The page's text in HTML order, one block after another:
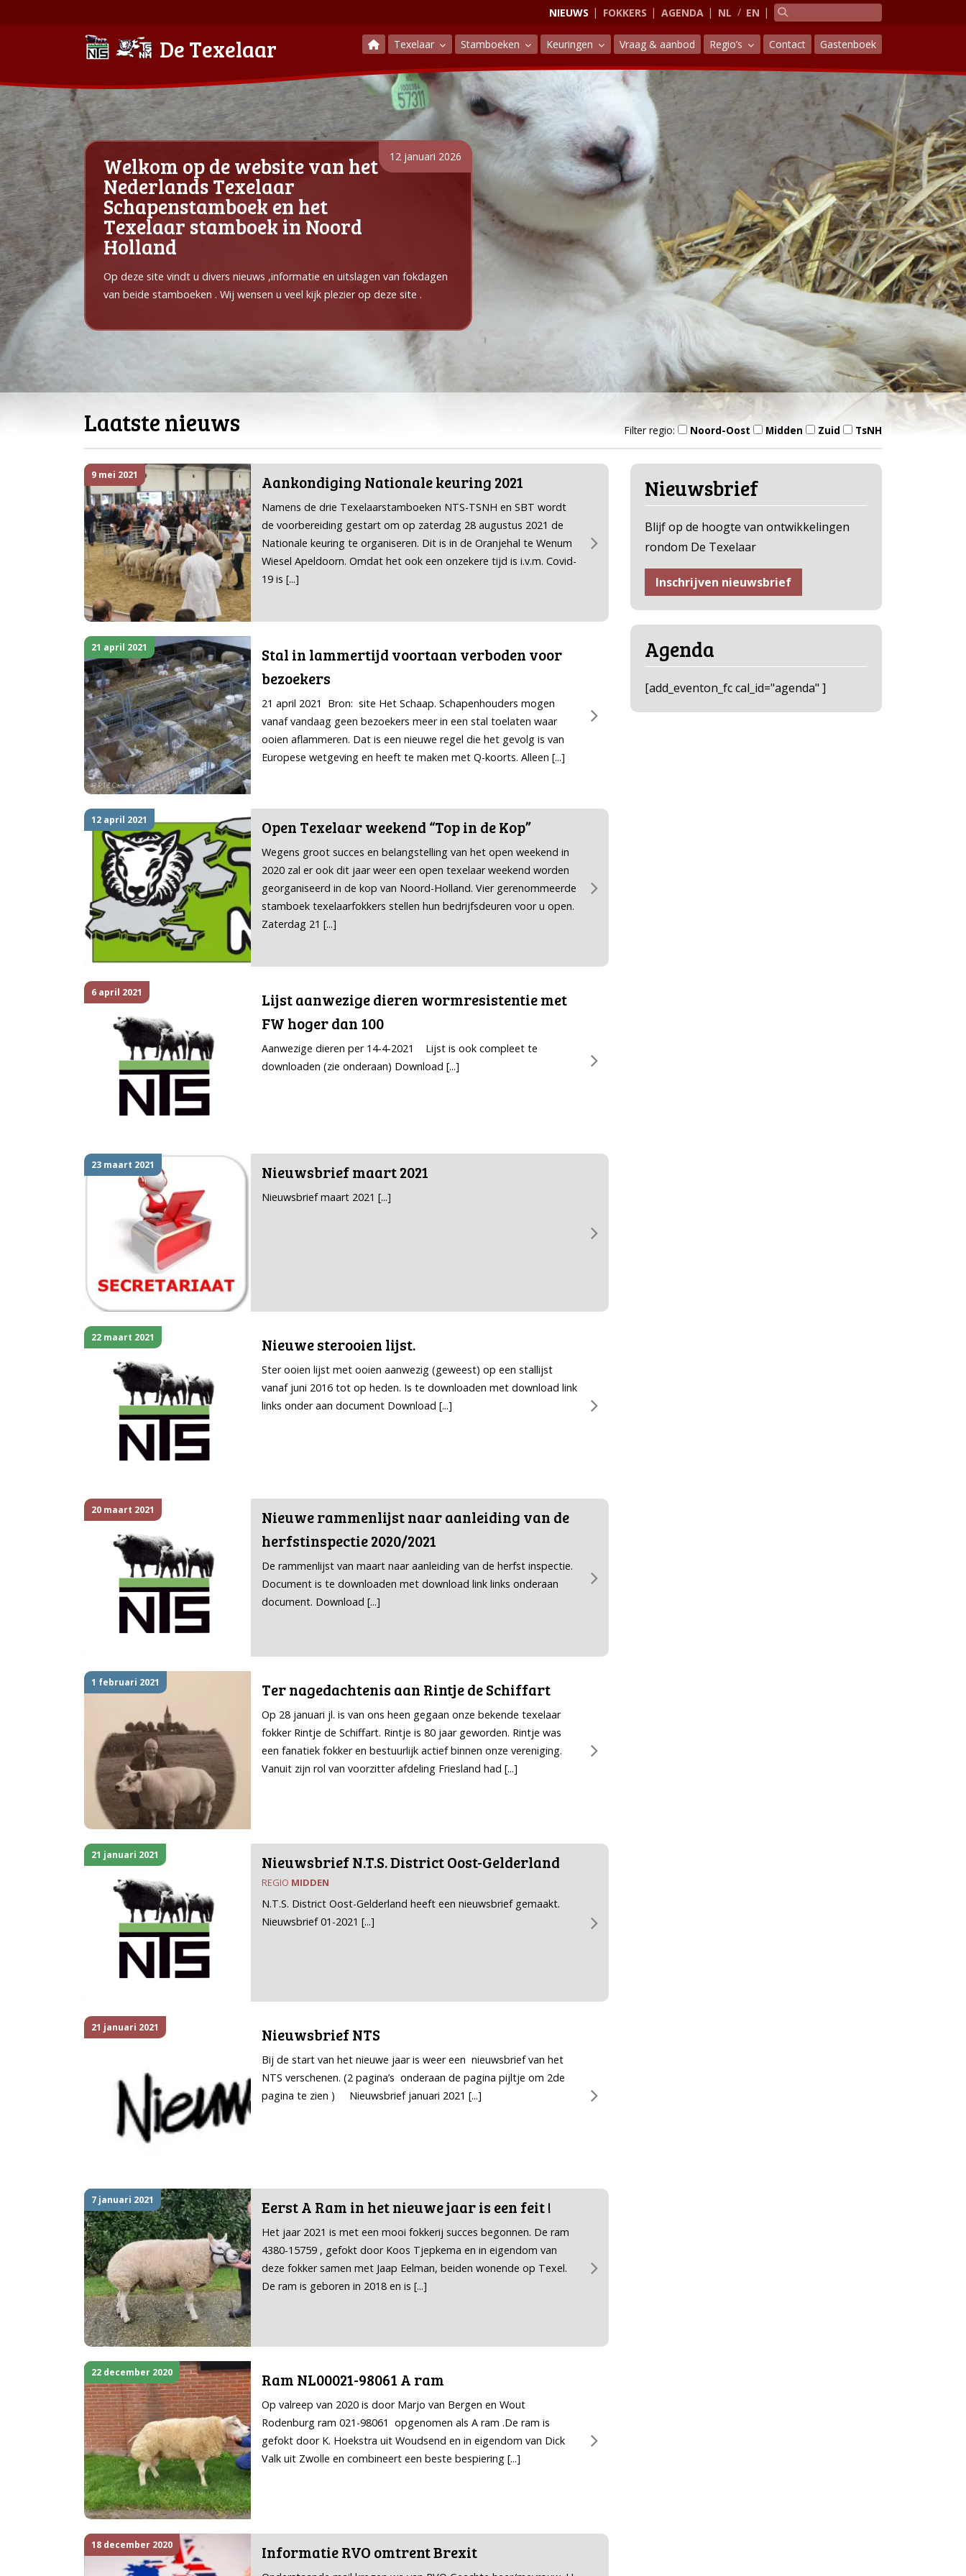
NIEUWS FOKKERS AGENDA NL EN
De Texelaar Texelaar Stamboeken Keuringen Vraag & aanbod Regio’s Contact Gastenboek
12 januari 2026
Welkom op de website van het
Nederlands Texelaar
Schapenstamboek en het
Texelaar stamboek in Noord
Holland
Op deze site vindt u divers nieuws ,informatie en uitslagen van fokdagen
van beide stamboeken . Wij wensen u veel kijk plezier op deze site .
Laatste nieuws Filter regio: Noord-Oost Midden Zuid TsNH
9 mei 2021 Aankondiging Nationale keuring 2021
Namens de drie Texelaarstamboeken NTS-TSNH en SBT wordt
de voorbereiding gestart om op zaterdag 28 augustus 2021 de
Nationale keuring te organiseren. Dit is in de Oranjehal te Wenum
Wiesel Apeldoorn. Omdat het ook een onzekere tijd is i.v.m. Covid-
19 is [...]
21 april 2021
Stal in lammertijd voortaan verboden voor
bezoekers
21 april 2021 Bron: site Het Schaap. Schapenhouders mogen
vanaf vandaag geen bezoekers meer in een stal toelaten waar
ooien aflammeren. Dat is een nieuwe regel die het gevolg is van
Europese wetgeving en heeft te maken met Q-koorts. Alleen [...]
12 april 2021 Open Texelaar weekend “Top in de Kop”
Wegens groot succes en belangstelling van het open weekend in
2020 zal er ook dit jaar weer een open texelaar weekend worden
georganiseerd in de kop van Noord-Holland. Vier gerenommeerde
stamboek texelaarfokkers stellen hun bedrijfsdeuren voor u open.
Zaterdag 21 [...]
6 april 2021
Lijst aanwezige dieren wormresistentie met
FW hoger dan 100
Aanwezige dieren per 14-4-2021 Lijst is ook compleet te
downloaden (zie onderaan) Download [...]
23 maart 2021 Nieuwsbrief maart 2021
Nieuwsbrief maart 2021 [...]
22 maart 2021 Nieuwe sterooien lijst.
Ster ooien lijst met ooien aanwezig (geweest) op een stallijst
vanaf juni 2016 tot op heden. Is te downloaden met download link
links onder aan document Download [...]
20 maart 2021
Nieuwe rammenlijst naar aanleiding van de
herfstinspectie 2020/2021
De rammenlijst van maart naar aanleiding van de herfst inspectie.
Document is te downloaden met download link links onderaan
document. Download [...]
1 februari 2021 Ter nagedachtenis aan Rintje de Schiffart
Op 28 januari jl. is van ons heen gegaan onze bekende texelaar
fokker Rintje de Schiffart. Rintje is 80 jaar geworden. Rintje was
een fanatiek fokker en bestuurlijk actief binnen onze vereniging.
Vanuit zijn rol van voorzitter afdeling Friesland had [...]
21 januari 2021 Nieuwsbrief N.T.S. District Oost-Gelderland
REGIO MIDDEN
N.T.S. District Oost-Gelderland heeft een nieuwsbrief gemaakt.
Nieuwsbrief 01-2021 [...]
21 januari 2021 Nieuwsbrief NTS
Bij de start van het nieuwe jaar is weer een nieuwsbrief van het
NTS verschenen. (2 pagina’s onderaan de pagina pijltje om 2de
pagina te zien ) Nieuwsbrief januari 2021 [...]
7 januari 2021 Eerst A Ram in het nieuwe jaar is een feit !
Het jaar 2021 is met een mooi fokkerij succes begonnen. De ram
4380-15759 , gefokt door Koos Tjepkema en in eigendom van
deze fokker samen met Jaap Eelman, beiden wonende op Texel.
De ram is geboren in 2018 en is [...]
22 december 2020 Ram NL00021-98061 A ram
Op valreep van 2020 is door Marjo van Bergen en Wout
Rodenburg ram 021-98061 opgenomen als A ram .De ram is
gefokt door K. Hoekstra uit Woudsend en in eigendom van Dick
Valk uit Zwolle en combineert een beste bespiering[...]
18 december 2020 Informatie RVO omtrent Brexit
Nieuwsbrief
Blijf op de hoogte van ontwikkelingen
rondom De Texelaar
Inschrijven nieuwsbrief
Agenda
[add_eventon_fc cal_id="agenda" ]